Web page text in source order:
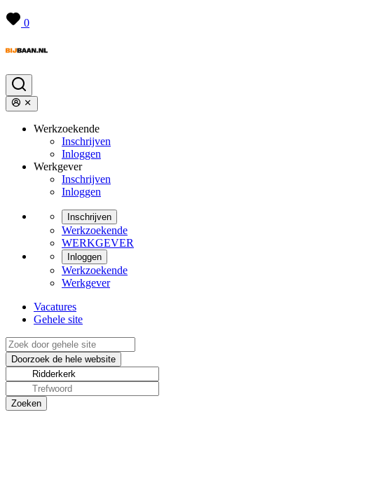
0
Werkzoekende
Inschrijven
Inloggen
Werkgever
Inschrijven
Inloggen
Inschrijven
Werkzoekende
WERKGEVER
Inloggen
Werkzoekende
Werkgever
Vacatures
Gehele site